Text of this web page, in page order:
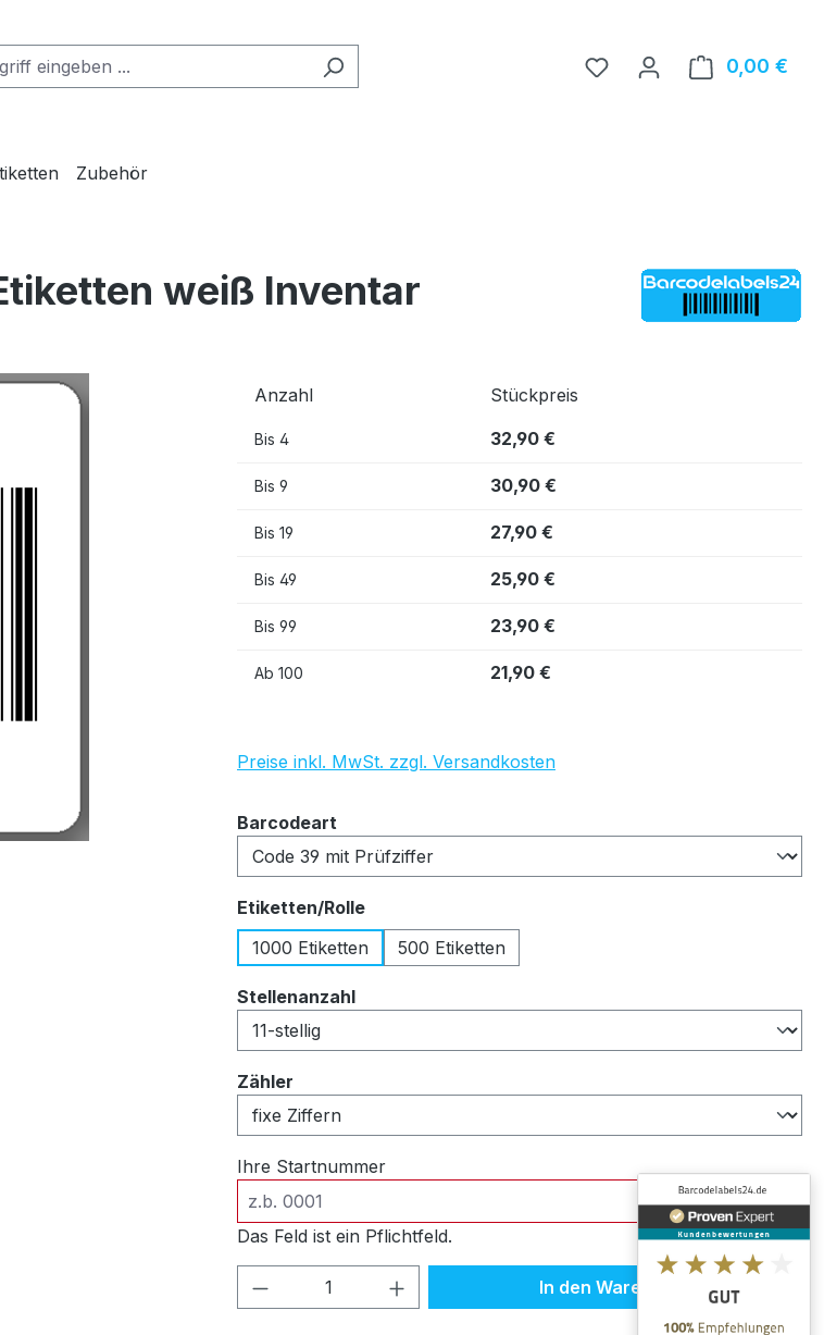
0,00 €
Zubehör
weiß Inventar
Anzahl Stückpreis
Bis 4 32,90 €
Bis 9 30,90 €
Bis 19 27,90 €
Bis 49 25,90 €
Bis 99 23,90 €
Ab 100 21,90 €
Preise inkl. MwSt. zzgl. Versandkosten
Barcodeart
Etiketten/Rolleauswählen
1000 Etiketten
500 Etiketten
Stellenanzahlauswählen
Zähler
Ihre Startnummer
Das Feld ist ein Pflichtfeld.
Produkt Anzahl: Gib den gewünschten Wert
In den Warenkorb